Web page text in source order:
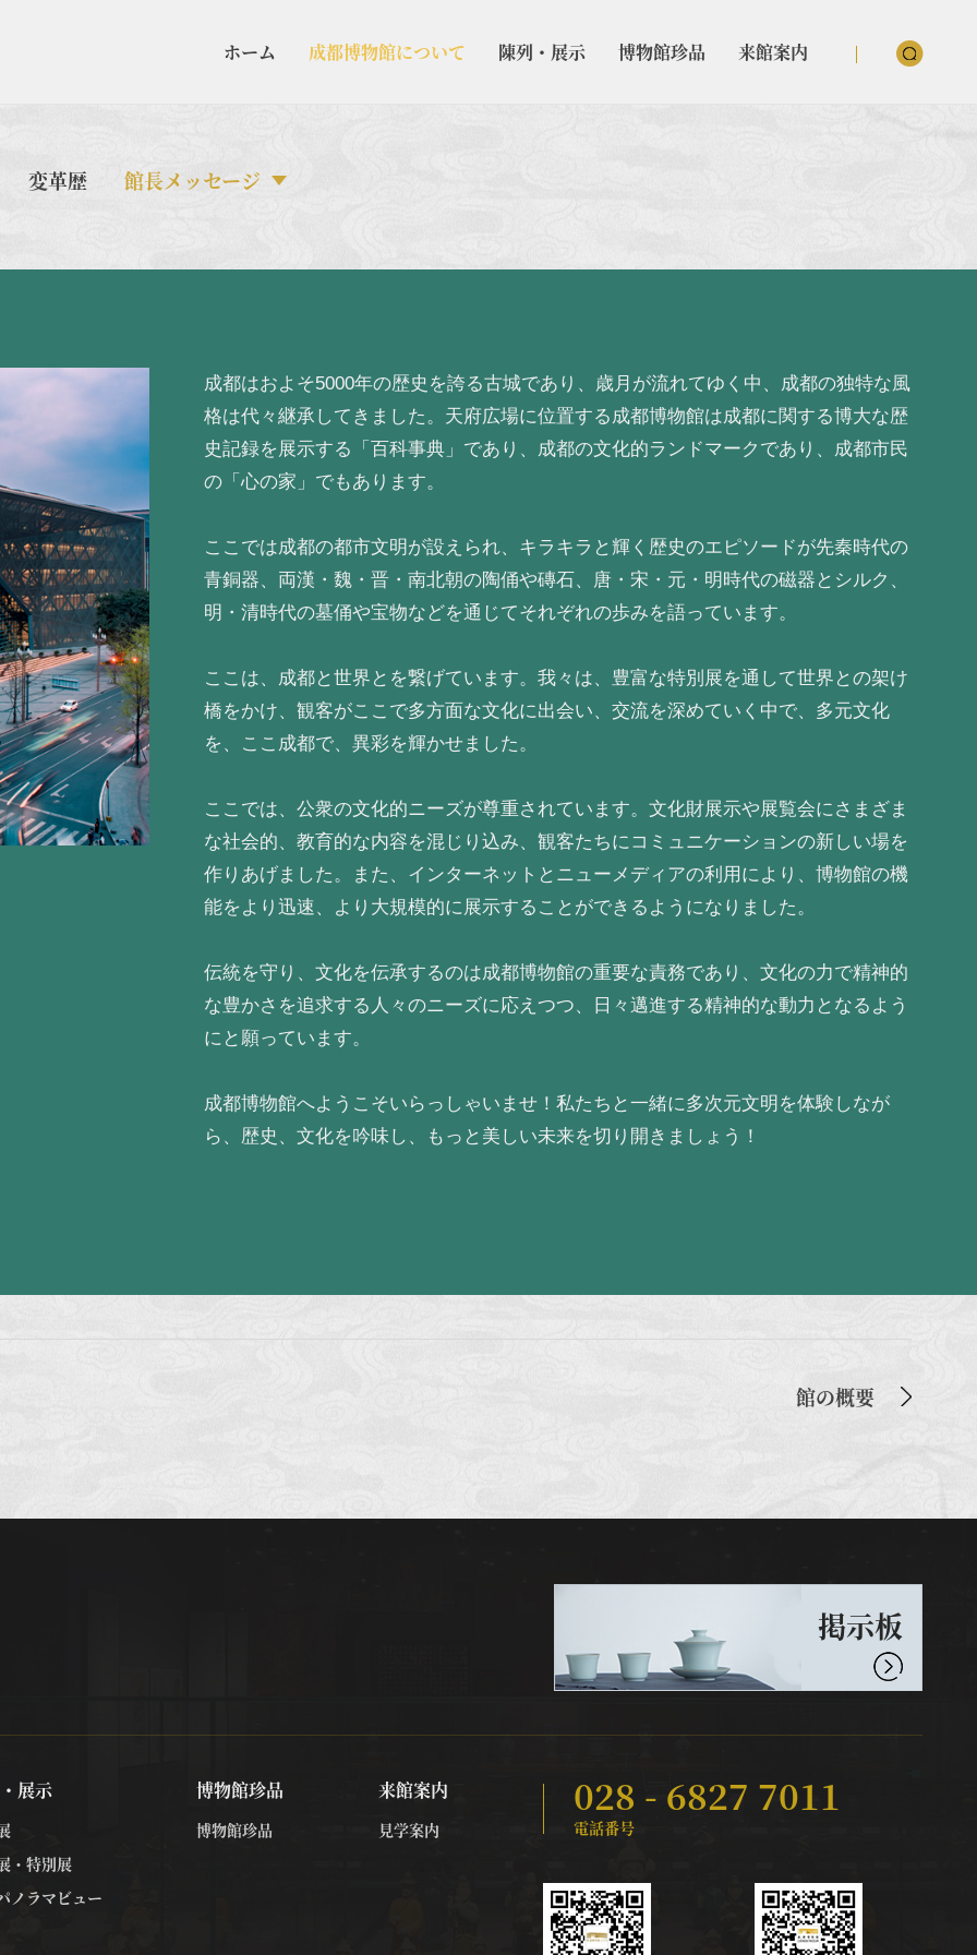
ホーム 成都博物館について 陳列・展示 博物館珍品 来館案内
変革歴 館長メッセージ
成都はおよそ5000年の歴史を誇る古城であり、歳月が流れてゆく中、成都の独特な風
格は代々継承してきました。天府広場に位置する成都博物館は成都に関する博大な歴
史記録を展示する「百科事典」であり、成都の文化的ランドマークであり、成都市民
の「心の家」でもあります。
ここでは成都の都市文明が設えられ、キラキラと輝く歴史のエピソードが先秦時代の
青銅器、両漢・魏・晋・南北朝の陶俑や磚石、唐・宋・元・明時代の磁器とシルク、
明・清時代の墓俑や宝物などを通じてそれぞれの歩みを語っています。
ここは、成都と世界とを繋げています。我々は、豊富な特別展を通して世界との架け
橋をかけ、観客がここで多方面な文化に出会い、交流を深めていく中で、多元文化
を、ここ成都で、異彩を輝かせました。
ここでは、公衆の文化的ニーズが尊重されています。文化財展示や展覧会にさまざま
な社会的、教育的な内容を混じり込み、観客たちにコミュニケーションの新しい場を
作りあげました。また、インターネットとニューメディアの利用により、博物館の機
能をより迅速、より大規模的に展示することができるようになりました。
伝統を守り、文化を伝承するのは成都博物館の重要な責務であり、文化の力で精神的
な豊かさを追求する人々のニーズに応えつつ、日々邁進する精神的な動力となるよう
にと願っています。
成都博物館へようこそいらっしゃいませ！私たちと一緒に多次元文明を体験しなが
ら、歴史、文化を吟味し、もっと美しい未来を切り開きましょう！
館の概要
掲示板
展示
・特別展
ノラマビュー
博物館珍品
博物館珍品
来館案内
見学案内
028 - 6827 7011
電話番号